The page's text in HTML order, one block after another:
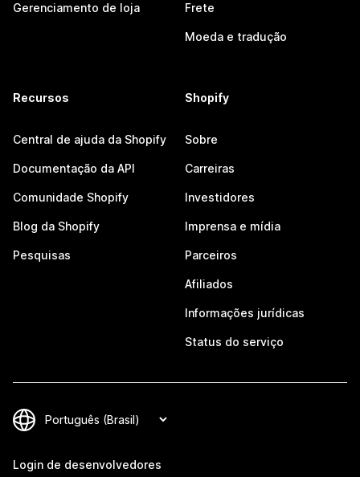
Gerenciamento de loja Frete
Moeda e tradução
Recursos
Central de ajuda da Shopify
Documentação da API
Comunidade Shopify
Blog da Shopify
Pesquisas
Shopify
Sobre
Carreiras
Investidores
Imprensa e mídia
Parceiros
Afiliados
Informações jurídicas
Status do serviço
Login de desenvolvedores